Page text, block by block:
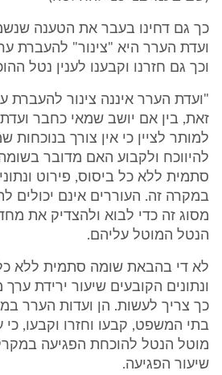
כך גם דחינו בעבר את הטענה
ועדת הערר היא "צינור" להעברת
וכך גם חזרנו וקבענו לענין נטל
"ועדת הערר איננה צינור להעברת
זאת, בין אם יושב שמאי כחבר
למותר לציין כי אין צורך בנוכחות
להיווכח ולקבוע האם מדובר
סתמית ללא כל ביסוס, פירוט
במקרה זה. העוררים אינם יכולים
מסוג זה כדי לבוא ולהצדיק את
הנטל המוטל עליהם.
לא די בהבאת שומה סתמית ללא
ונתונים הקובעים שיעור ירידת
כך צריך לעשות. הן ועדות הערר
בתי המשפט, קבעו וחזרו וקבעו, כי
מוטל הנטל להוכחת הפגיעה
שיעור הפגיעה.